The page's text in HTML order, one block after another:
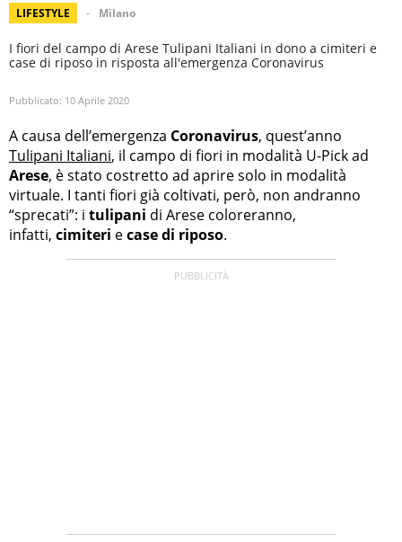
LIFESTYLE Milano
I fiori del campo di Arese Tulipani Italiani in dono a cimiteri e
case di riposo in risposta all'emergenza Coronavirus
Pubblicato: 10 Aprile 2020
A causa dell’emergenza Coronavirus, quest’anno
Tulipani Italiani, il campo di fiori in modalità U-Pick ad
Arese, è stato costretto ad aprire solo in modalità
virtuale. I tanti fiori già coltivati, però, non andranno
“sprecati”: i tulipani di Arese coloreranno,
infatti, cimiteri ecase di riposo.